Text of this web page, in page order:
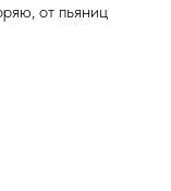
от пьяниц